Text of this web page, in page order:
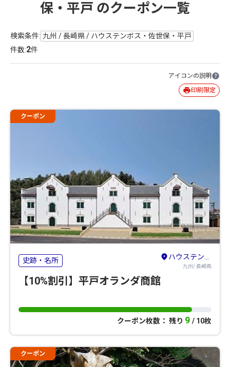
保・平戸 のクーポン一覧
検索条件: 九州 / 長崎県 / ハウステンボス・佐世保・平戸
件数:2件
アイコンの説明
印刷限定
クーポン
史跡・名所 ハウステンボス・佐世保・平戸
九州/ 長崎県
【10%割引】平戸オランダ商館
クーポン枚数： 残り 9 / 10枚
クーポン